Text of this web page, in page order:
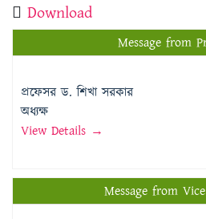
Download
Message from
প্রফেসর ড. শিখা সরকার
অধ্যক্ষ
View Details →
Message from